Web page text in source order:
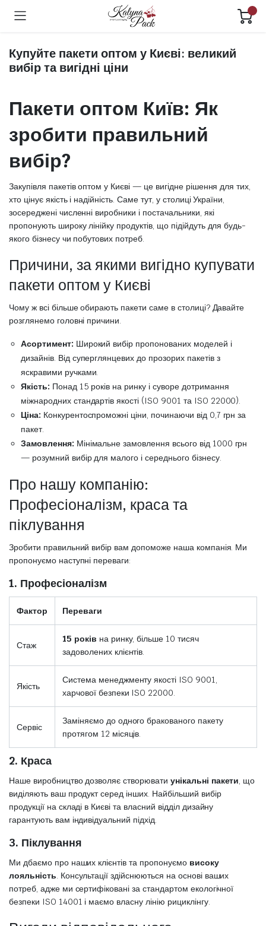
Купуйте пакети оптом у Києві: великий
вибір та вигідні ціни
Пакети оптом Київ: Як
зробити правильний
вибір?
Закупівля пакетів оптом у Києві — це вигідне рішення для тих,
хто цінує якість і надійність. Саме тут, у столиці України,
зосереджені численні виробники і постачальники, які
пропонують широку лінійку продуктів, що підійдуть для будь-
якого бізнесу чи побутових потреб.
Причини, за якими вигідно купувати
пакети оптом у Києві
Чому ж всі більше обирають пакети саме в столиці? Давайте
розглянемо головні причини.
Асортимент: Широкий вибір пропонованих моделей і
дизайнів. Від суперглянцевих до прозорих пакетів з
яскравими ручками.
Якість: Понад 15 років на ринку і суворе дотримання
міжнародних стандартів якості (ISO 9001 та ISO 22000).
Ціна: Конкурентоспроможні ціни, починаючи від 0,7 грн за
пакет.
Замовлення: Мінімальне замовлення всього від 1000 грн
— розумний вибір для малого і середнього бізнесу.
Про нашу компанію:
Професіоналізм, краса та
піклування
Зробити правильний вибір вам допоможе наша компанія. Ми
пропонуємо наступні переваги:
1. Професіоналізм
Фактор Переваги
Стаж
15 років на ринку, більше 10 тисяч
задоволених клієнтів.
Якість
Система менеджменту якості ISO 9001,
харчової безпеки ISO 22000.
Сервіс
Заміняємо до одного бракованого пакету
протягом 12 місяців.
2. Краса
Наше виробництво дозволяє створювати унікальні пакети, що
виділяють ваш продукт серед інших. Найбільший вибір
продукції на складі в Києві та власний відділ дизайну
гарантують вам індивідуальний підхід.
3. Піклування
Ми дбаємо про наших клієнтів та пропонуємо високу
лояльність. Консультації здійснюються на основі ваших
потреб, адже ми сертифіковані за стандартом екологічної
безпеки ISO 14001 і маємо власну лінію рициклінгу.